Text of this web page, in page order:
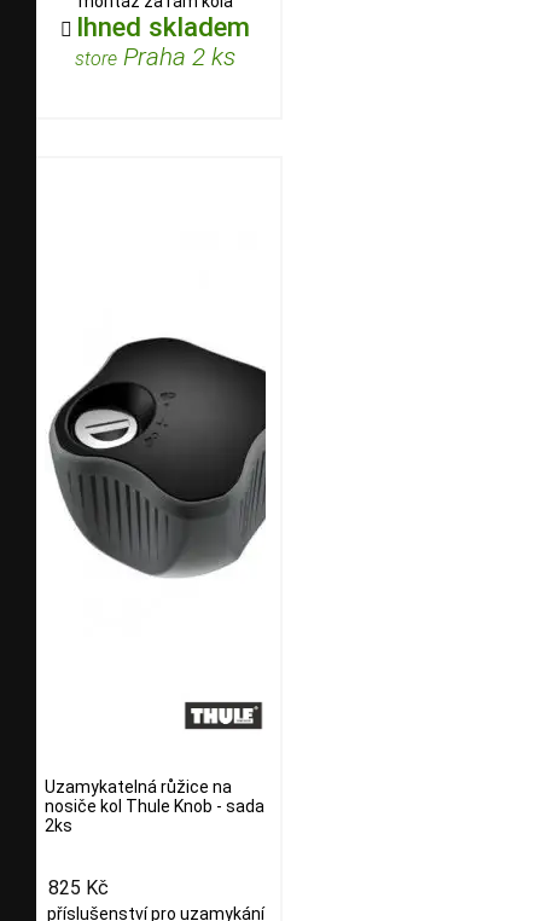
 Ihned skladem
store Praha 2 ks
Uzamykatelná růžice na
nosiče kol Thule Knob - sada
2ks
825 Kč
příslušenství pro uzamykání